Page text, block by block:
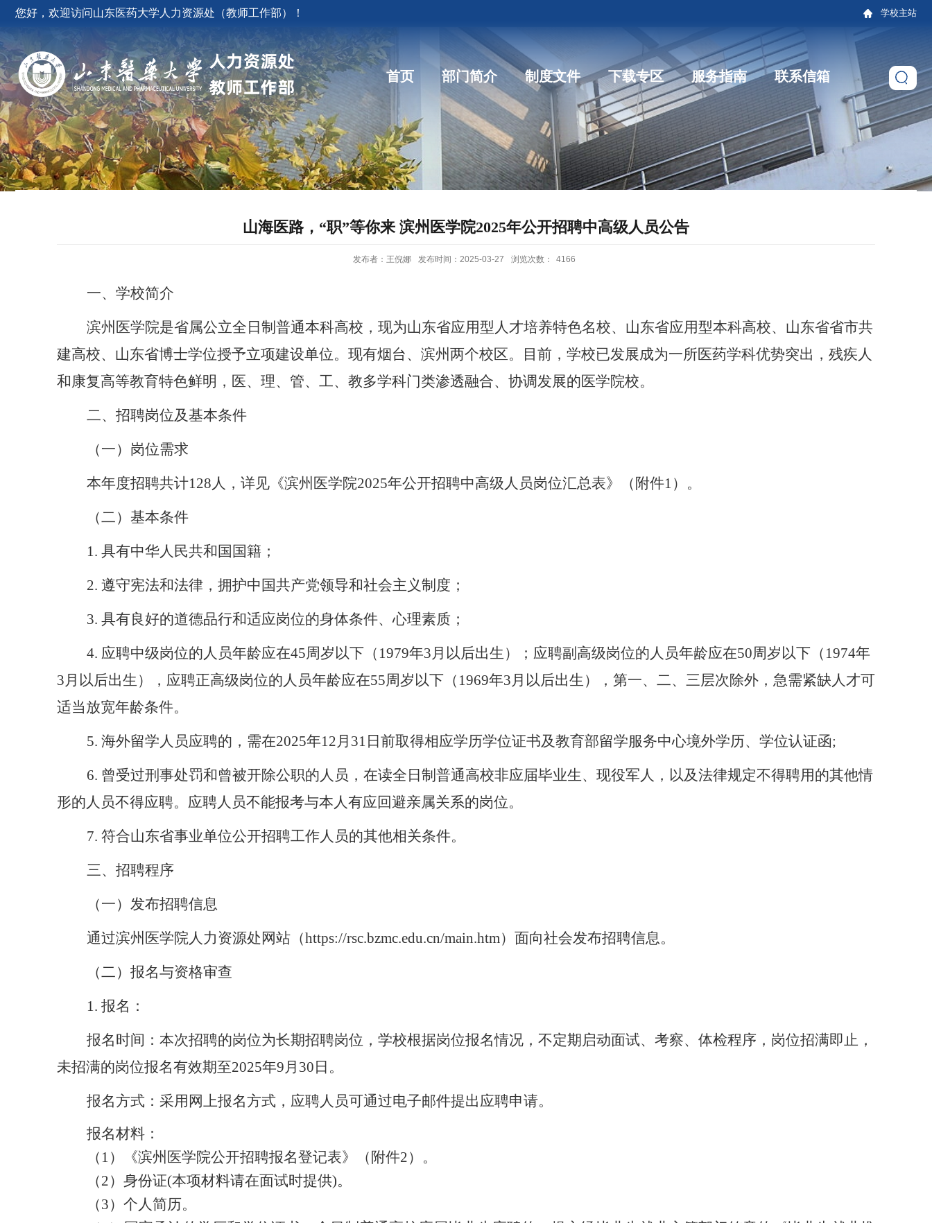
您好，欢迎访问山东医药大学人力资源处（教师工作部）！ 学校主站
首页 部门简介 制度文件 下载专区 服务指南 联系信箱
山海医路，“职”等你来 滨州医学院2025年公开招聘中高级人员公告
发布者：王倪娜 发布时间：2025-03-27 浏览次数： 4166
一、学校简介
滨州医学院是省属公立全日制普通本科高校，现为山东省应用型人才培养特色名校、山东省应用型本科高校、山东省省市共
建高校、山东省博士学位授予立项建设单位。现有烟台、滨州两个校区。目前，学校已发展成为一所医药学科优势突出，残疾人
和康复高等教育特色鲜明，医、理、管、工、教多学科门类渗透融合、协调发展的医学院校。
二、招聘岗位及基本条件
（一）岗位需求
本年度招聘共计128 人 ，详见《滨州医学院2025年公开招聘中高级人员岗位汇总表》（附件1）。
（二）基本条件
1. 具有中华人民共和国国籍；
2. 遵守宪法和法律，拥护中国共产党领导和社会主义制度；
3. 具有良好的道德品行和适应岗位的身体条件、心理素质；
4. 应聘中级岗位的人员年龄应在45周岁以下（ 1979年3 月以后出生） ； 应聘副高级岗位的人员年龄应在50周岁以下（ 1974年
3 月以后出生） ， 应聘正高级岗位的人员年龄应在55周岁以下（ 1969年3 月以后出生） ， 第一、 二、 三层次除外 ，急需紧缺人才可
适当放宽年龄条件。
5. 海外留学人员应聘的，需在2025年12 月 31日前取得相应学历学位证书及教育部留学服务中心境外学历、学位认证函;
6. 曾受过刑事处罚和曾被开除公职的人员，在读全日制普通高校非应届毕业生、现役军人，以及法律规定不得聘用的其他情
形的人员不得应聘。应聘人员不能报考与本人有应回避亲属关系的岗位。
7. 符合山东省事业单位公开招聘工作人员的其他相关条件。
三、 招聘程序
（一） 发布招聘信息
通过滨州医学院人力资源处网站（https://rsc.bzmc.edu.cn/main.htm）面向社会发布招聘信息。
（二） 报名与资格审查
1. 报名：
报名时间：本次招聘的岗位为长期招聘岗位，学校根据岗位报名情况，不定期启动面试、考察、体检程序，岗位招满即止，
未招满的岗位报名有效期至2025年9 月 30 日。
报名方式： 采用网上报名方式， 应聘人员可通过电子邮件提出应聘申请。
报名材料：
（ 1）《滨州医学院公开招聘报名登记表》（附件2）。
（2）身份证(本项材料请在面试时提供)。
（3）个人简历。